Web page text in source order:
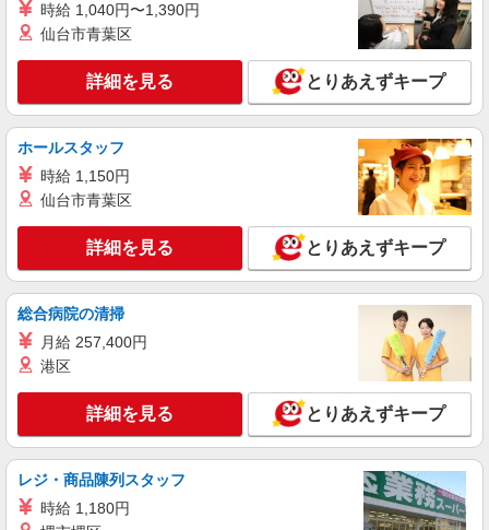
○。・゜+゜ 入社祝い金10万円支給(規定有) お友達
を紹介頂くと, インセンティブ支給(規定有) ゜・。
○。・゜+゜・。○。・゜+゜
キープ 詳細を見る
株式会社シエロ
時給1550円〜 ※残業代支給 ★交通費別途支給
+゜ 入社祝い金10万円支給(規定有) お友達を紹介
頂くと, インセンティブ支給(規定有) ★月2回払
い・週払い可能（規程有）★ ゜・。○。・゜
+゜・。○。・゜+゜
埼玉県越谷市のauショップ
キープ 詳細を見る
派遣社員
株式会社ケーズキャリアスタッフ
パソコンのサポート受付スタッフ
時給1,550円 ■交通費全額支給 ■時間外手当
（１分単位で別途全額支給） ※全て当社規定あり
■ケーズデンキ越谷店 越谷店内アシストカウ
ンター 埼玉県越谷市大字弥十郎407
時給 1,040円〜1,390円
仙台市青葉区
詳細を見る とりあえずキープ
ホールスタッフ
時給 1,150円
仙台市青葉区
詳細を見る とりあえずキープ
総合病院の清掃
月給 257,400円
港区
詳細を見る とりあえずキープ
レジ・商品陳列スタッフ
時給 1,180円